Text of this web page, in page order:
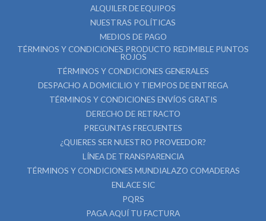
ALQUILER DE EQUIPOS
NUESTRAS POLÍTICAS
MEDIOS DE PAGO
TÉRMINOS Y CONDICIONES PRODUCTO REDIMIBLE PUNTOS
ROJOS
TÉRMINOS Y CONDICIONES GENERALES
DESPACHO A DOMICILIO Y TIEMPOS DE ENTREGA
TÉRMINOS Y CONDICIONES ENVÍOS GRATIS
DERECHO DE RETRACTO
PREGUNTAS FRECUENTES
¿QUIERES SER NUESTRO PROVEEDOR?
LÍNEA DE TRANSPARENCIA
TÉRMINOS Y CONDICIONES MUNDIALAZO COMADERAS
ENLACE SIC
PQRS
PAGA AQUÍ TU FACTURA